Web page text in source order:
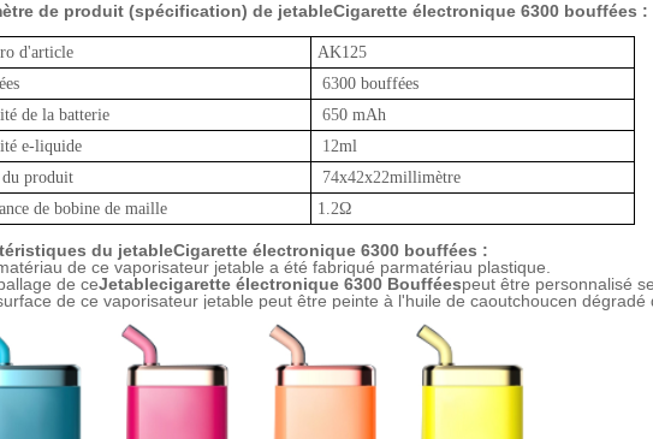
de produit (spécification) de jetableCigarette électronique 6300 bouffées :
d'article AK125
6300 bouffées
de la batterie
650 mAh
e-liquide
12ml
produit
74x42x22millimètre
de bobine de maille
1.2Ω
du jetableCigarette électronique 6300 bouffées :
de ce vaporisateur jetable a été fabriqué parmatériau plastique
de ceJetablecigarette électronique 6300 Boufféespeut être personnalisé
de ce vaporisateur jetable peut être peinte à l'huile de caoutchoucen dégradé